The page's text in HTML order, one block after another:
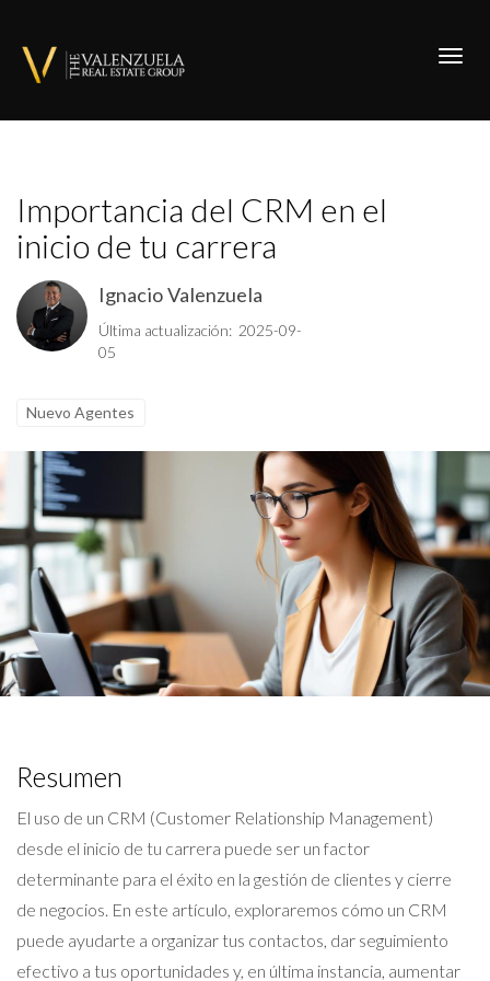
Importancia del CRM en el
inicio de tu carrera
Ignacio Valenzuela
Última actualización: 2025-09-
05
Nuevo Agentes
Resumen
El uso de un CRM (Customer Relationship Management)
desde el inicio de tu carrera puede ser un factor
determinante para el éxito en la gestión de clientes y cierre
de negocios. En este artículo, exploraremos cómo un CRM
puede ayudarte a organizar tus contactos, dar seguimiento
efectivo a tus oportunidades y, en última instancia, aumentar